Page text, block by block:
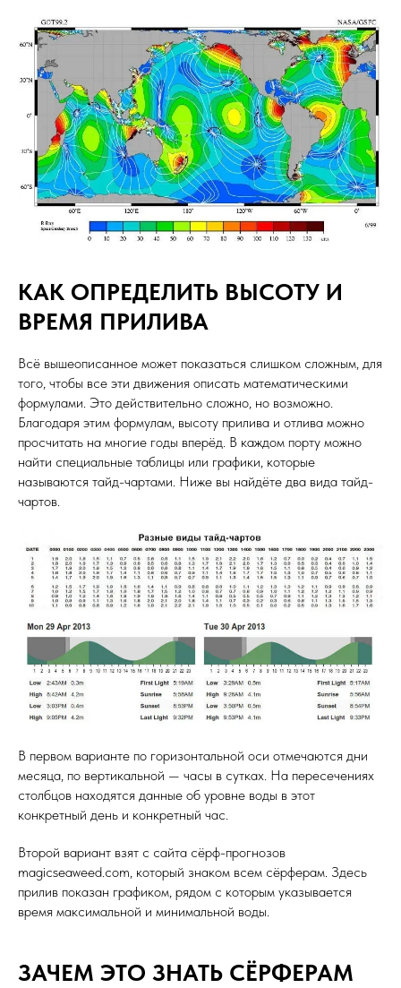
КАК ОПРЕДЕЛИТЬ ВЫСОТУ И
ВРЕМЯ ПРИЛИВА
Всё вышеописанное может показаться слишком сложным, для
того, чтобы все эти движения описать математическими
формулами. Это действительно сложно, но возможно.
Благодаря этим формулам, высоту прилива и отлива можно
просчитать на многие годы вперёд. В каждом порту можно
найти специальные таблицы или графики, которые
называются тайд-чартами. Ниже вы найдёте два вида тайд-
чартов.
В первом варианте по горизонтальной оси отмечаются дни
месяца, по вертикальной — часы в сутках. На пересечениях
столбцов находятся данные об уровне воды в этот
конкретный день и конкретный час.
Второй вариант взят с сайта сёрф-прогнозов
magicseaweed.com, который знаком всем сёрферам. Здесь
прилив показан графиком, рядом с которым указывается
время максимальной и минимальной воды.
ЗАЧЕМ ЭТО ЗНАТЬ СЁРФЕРАМ